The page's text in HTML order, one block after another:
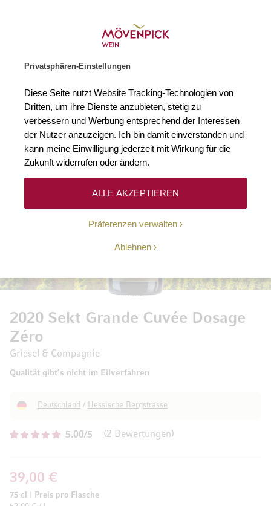
Privatsphären-Einstellungen
Diese Seite nutzt Website Tracking-Technologien von
Dritten, um ihre Dienste anzubieten, stetig zu
verbessern und Werbung entsprechend der Interessen
der Nutzer anzuzeigen. Ich bin damit einverstanden und
kann meine Einwilligung jederzeit mit Wirkung für die
Zukunft widerrufen oder ändern.
Präferenzen verwalten
Ablehnen
ALLE AKZEPTIEREN
5.00/5 2 Bewertungen
2020 Sekt Grande Cuvée Dosage
Zéro
Griesel & Compagnie
Qualität gibt’s nicht im Eilverfahren
Deutschland / Hessische Bergstrasse
39,00 €
75 cl
Preis pro Flasche
Zum Ende der Bildgalerie springen
Zum Anfang der